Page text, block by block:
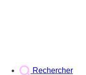
Rechercher